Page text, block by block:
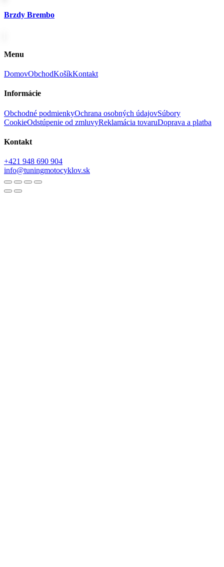
Brzdy Brembo
Menu
DomovObchodKošíkKontakt
Informácie
Obchodné podmienkyOchrana osobných údajovSúbory
CookieOdstúpenie od zmluvyReklamácia tovaruDoprava a platba
Kontakt
+421 948 690 904
info@tuningmotocyklov.sk